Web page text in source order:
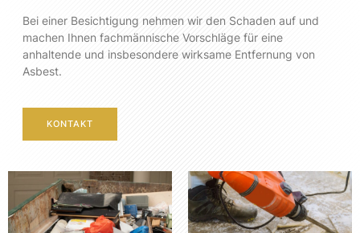
Bei einer Besichtigung nehmen wir den Schaden auf und
machen Ihnen fachmännische Vorschläge für eine
anhaltende und insbesondere wirksame Entfernung von
Asbest.
KONTAKT